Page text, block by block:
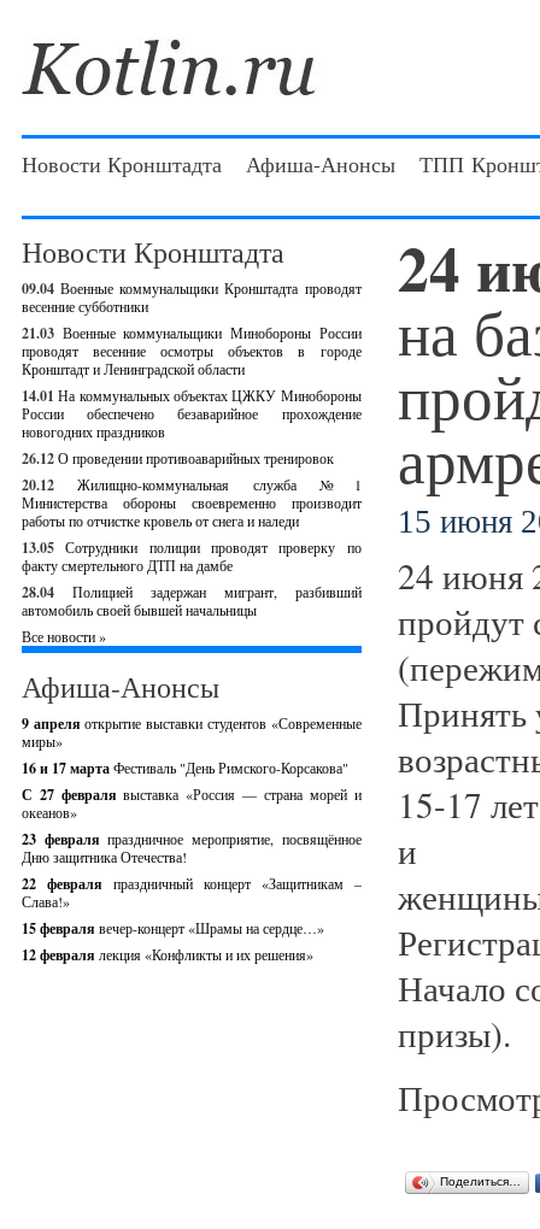
Новости Кронштадта Афиша-Анонсы ТПП
Новости Кронштадта
09.04 Военные коммунальщики Кронштадта проводят
весенние субботники
21.03 Военные коммунальщики Минобороны России
проводят весенние осмотры объектов в городе
Кронштадт и Ленинградской области
14.01 На коммунальных объектах ЦЖКУ Минобороны
России обеспечено безаварийное прохождение
новогодних праздников
26.12О проведении противоаварийных тренировок
20.12
Жилищно-коммунальная служба №1
Министерства обороны своевременно производит
работы по отчистке кровель от снега и наледи
13.05 Сотрудники полиции проводят проверку по
факту смертельного ДТП на дамбе
28.04
Полицией задержан мигрант, разбивший
автомобиль своей бывшей начальницы
Все новости »
Афиша-Анонсы
9 апреляоткрытие выставки студентов «Современные
миры»
16 и 17 мартаФестиваль "День Римского-Корсакова"
С 27 февралявыставка «Россия — страна морей и
океанов»
23 февраляпраздничное мероприятие, посвящённое
Дню защитника Отечества!
22 февраля праздничный концерт «Защитникам –
Слава!»
15 февраля вечер-концерт «Шрамы на сердце…»
12 февраля лекция «Конфликты и их решения»
24
на
15 июня
24 июня
пройдут
Принять
15-17
и
женщины
Начало
призы).
Поделиться…